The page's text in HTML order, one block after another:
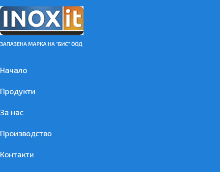
Начало
Продукти
За нас
Производство
Контакти